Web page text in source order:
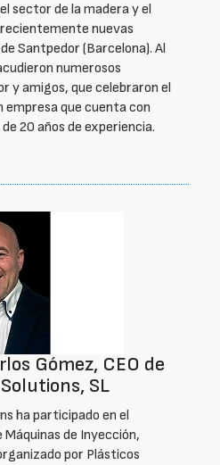
sector de la madera y el
nuevas
Santpedor (Barcelona). Al
numerosos
y amigos, que celebraron el
empresa que cuenta con
20 años de experiencia.
Gómez, CEO de
SL
ha participado en el
de Inyección,
por Plásticos